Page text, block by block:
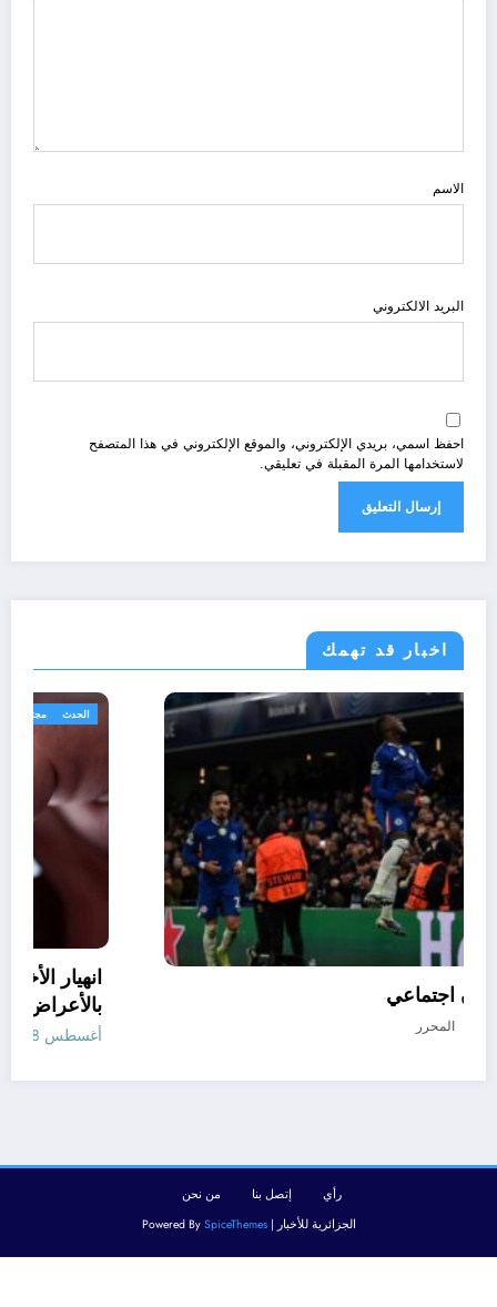
الاسم
البريد الالكتروني
احفظ اسمي، بريدي الإلكتروني، والموقع الإلكتروني في هذا المتصفح
لاستخدامها المرة المقبلة في تعليقي.
اخبار قد تهمك
رياضة مجتمع
كرة القدم جنون اجتماعي
أغسطس 7, 2026
رأي إتصل بنا
من نحن
الجزائرية للأخبار | Powered BySpiceThemes